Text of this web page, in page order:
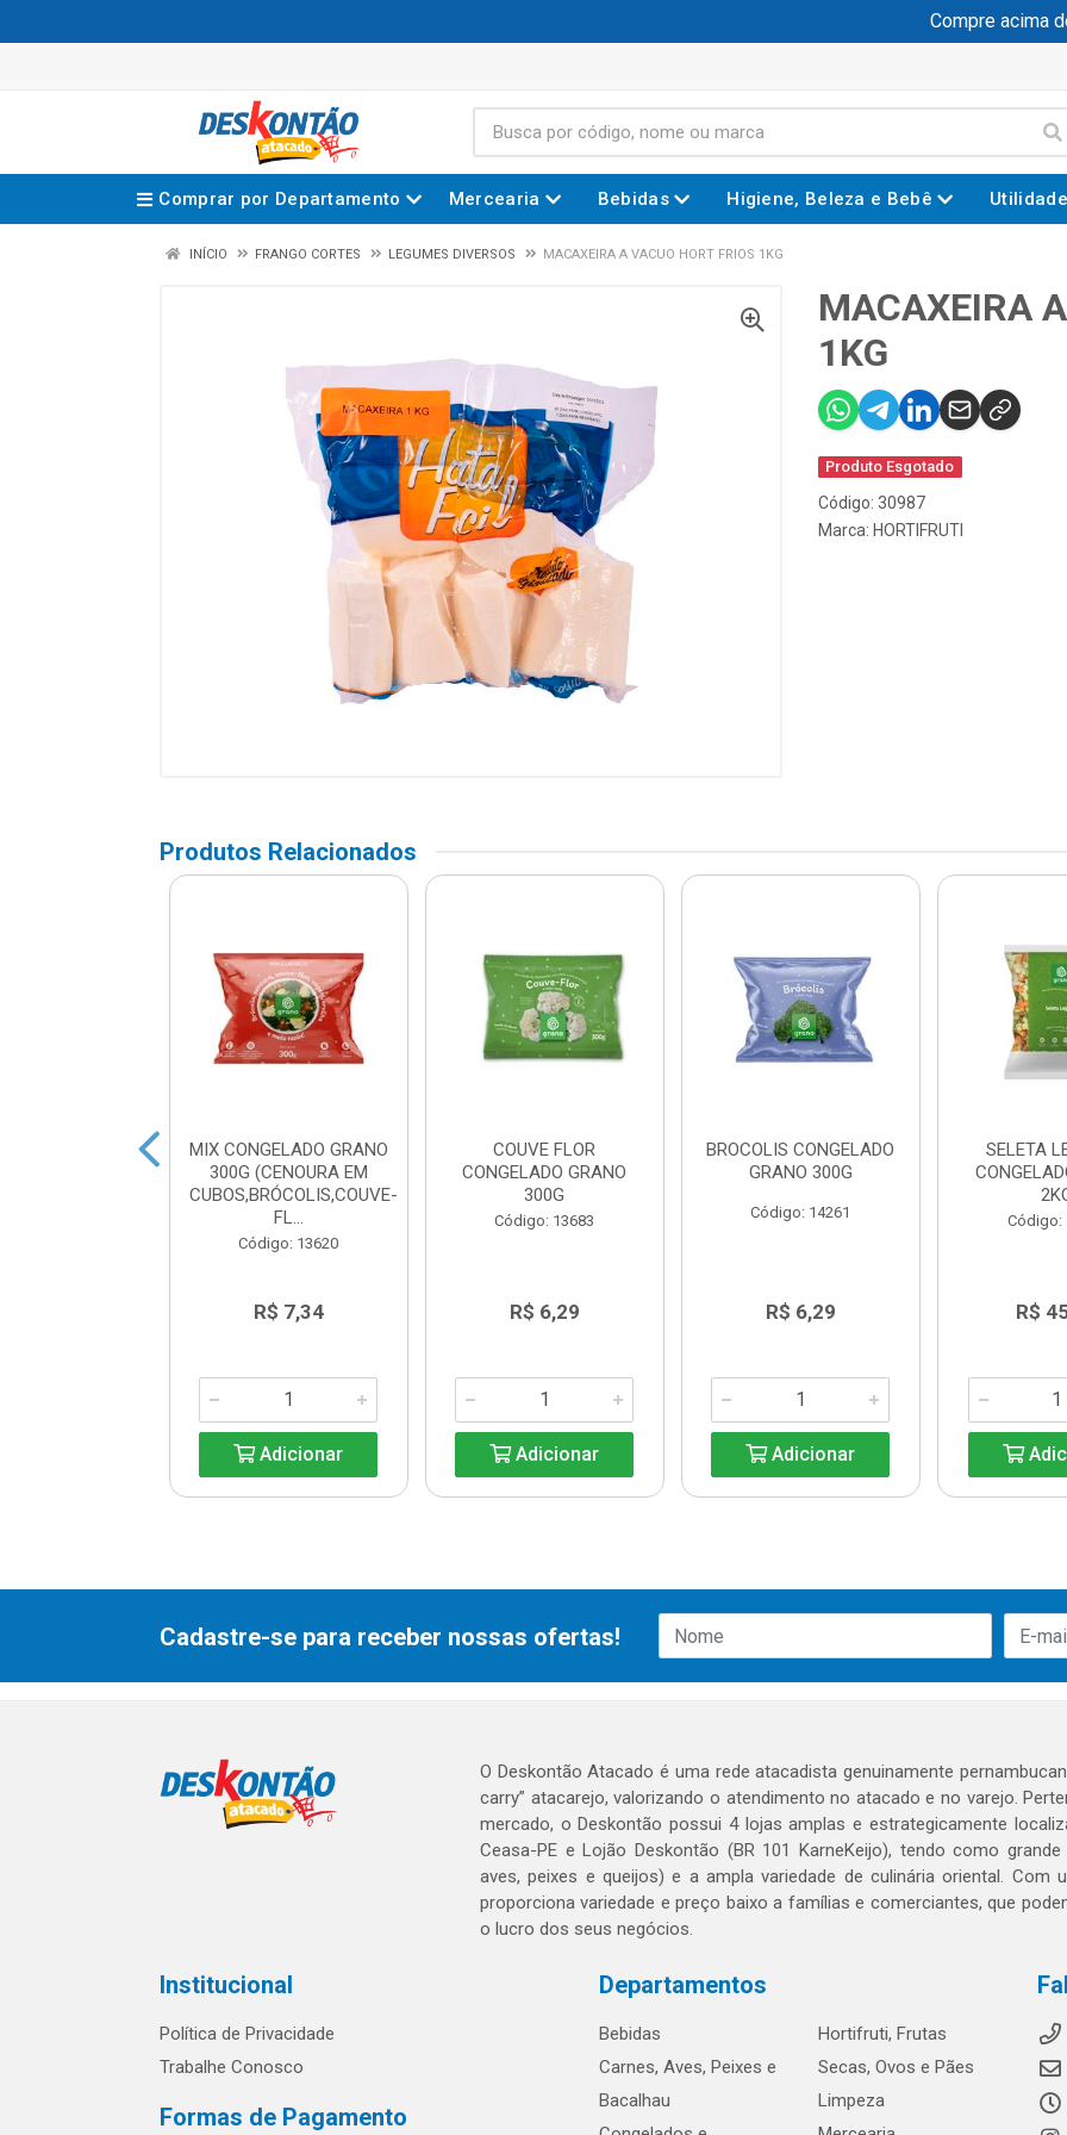
Compre acima de
Comprar por Departamento Mercearia Bebidas Higiene, Beleza e Bebê
INÍCIO FRANGO CORTES LEGUMES DIVERSOS MACAXEIRA A VACUO HORT FRIOS 1KG
MACAXEIRA
1KG
Produto Esgotado
Código: 30987
Marca: HORTIFRUTI
Produtos Relacionados
MIX CONGELADO GRANO
300G (CENOURA EM
CUBOS,BRÓCOLIS,COUVE-
FL...
Código: 13620
R$ 7,34
Adicionar
COUVE FLOR
CONGELADO GRANO
300G
Código: 13683
R$ 6,29
Adicionar
BROCOLIS CONGELADO
GRANO 300G
Código: 14261
R$ 6,29
Adicionar
SELETA
Código:
R$
Cadastre-se para receber nossas ofertas!
O Deskontão Atacado é uma rede atacadista genuinamente
carry” atacarejo, valorizando o atendimento no atacado e no varejo.
mercado, o Deskontão possui 4 lojas amplas e estrategicamente
Ceasa-PE e Lojão Deskontão (BR 101 KarneKeijo), tendo como
aves, peixes e queijos) e a ampla variedade de culinária oriental. Com
proporciona variedade e preço baixo a famílias e comerciantes, que
o lucro dos seus negócios.
Institucional
Política de Privacidade
Trabalhe Conosco
Formas de Pagamento
Departamentos
Bebidas
Carnes, Aves, Peixes e
Bacalhau
Hortifruti, Frutas
Secas, Ovos e Pães
Limpeza